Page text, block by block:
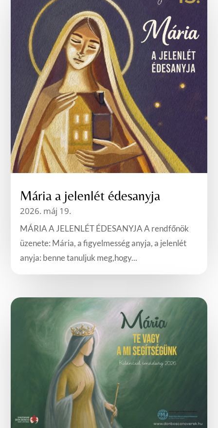
Mária a jelenlét édesanyja
2026. máj 19.
MÁRIA A JELENLÉT ÉDESANYJA A rendfőnök
üzenete: Mária, a figyelmesség anyja, a jelenlét
anyja: benne tanuljuk meg,hogy...